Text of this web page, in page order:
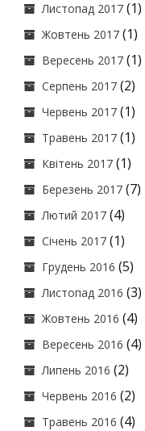
Листопад 2017 (1)
Жовтень 2017 (1)
Вересень 2017 (1)
Серпень 2017 (2)
Червень 2017 (1)
Травень 2017 (1)
Квітень 2017 (1)
Березень 2017 (7)
Лютий 2017 (4)
Січень 2017 (1)
Грудень 2016 (5)
Листопад 2016 (3)
Жовтень 2016 (4)
Вересень 2016 (4)
Липень 2016 (2)
Червень 2016 (2)
Травень 2016 (4)